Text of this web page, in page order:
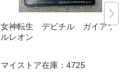
女神転生 デビチル ガイアソ
ルレオン
マイストア在庫： 4725